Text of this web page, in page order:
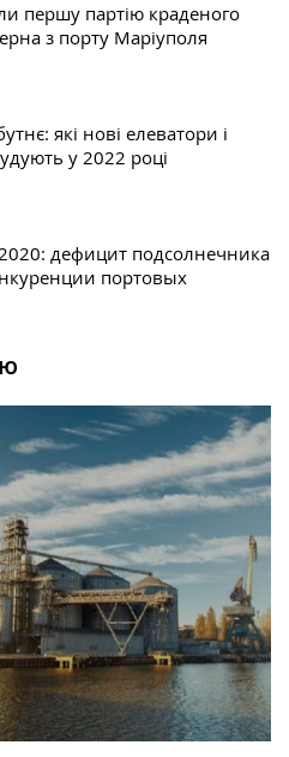
першу партію краденого
з порту Маріуполя
які нові елеватори і
у 2022 році
дефицит подсолнечника
портовых